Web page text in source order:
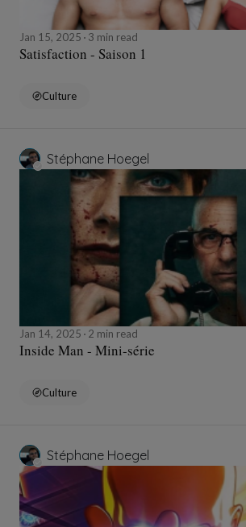
Jan 15, 2025 3 min read
Satisfaction - Saison 1
Culture
Stéphane Hoegel
Jan 14, 2025 2 min read
Inside Man - Mini-série
Culture
Stéphane Hoegel